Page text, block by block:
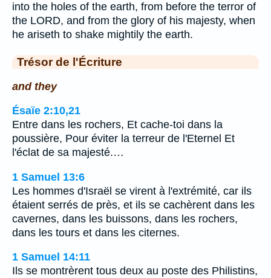
into the holes of the earth, from before the terror of
the LORD, and from the glory of his majesty, when
he ariseth to shake mightily the earth.
Trésor de l'Écriture
and they
Ésaïe 2:10,21
Entre dans les rochers, Et cache-toi dans la
poussière, Pour éviter la terreur de l'Eternel Et
l'éclat de sa majesté.…
1 Samuel 13:6
Les hommes d'Israël se virent à l'extrémité, car ils
étaient serrés de près, et ils se cachèrent dans les
cavernes, dans les buissons, dans les rochers,
dans les tours et dans les citernes.
1 Samuel 14:11
Ils se montrèrent tous deux au poste des Philistins,